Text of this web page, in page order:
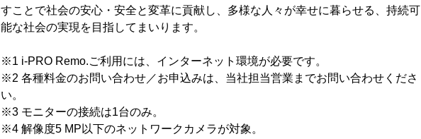
すことで社会の安心・安全と変革に貢献し、多様な人々が幸せに暮らせる、持続可
能な社会の実現を目指してまいります。
※1 i-PRO Remo.ご利用には、インターネット環境が必要です。
※2 各種料金のお問い合わせ／お申込みは、当社担当営業までお問い合わせくださ
い。
※3 モニターの接続は1台のみ。
※4 解像度5 MP以下のネットワークカメラが対象。